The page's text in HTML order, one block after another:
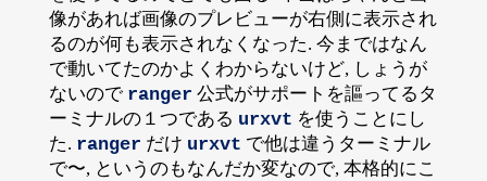
像があれば画像のプレビューが右側に表示され
るのが何も表示されなくなった. 今まではなん
で動いてたのかよくわからないけど, しょうが
ないので ranger 公式がサポートを謳ってるタ
ーミナルの１つである urxvt を使うことにし
た. ranger だけ urxvt で他は違うターミナル
で〜, というのもなんだか変なので, 本格的にこ